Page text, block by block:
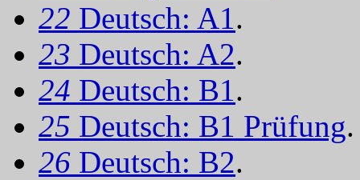
22 Deutsch: A1.
23 Deutsch: A2.
24 Deutsch: B1.
25 Deutsch: B1 Prüfung.
26 Deutsch: B2.